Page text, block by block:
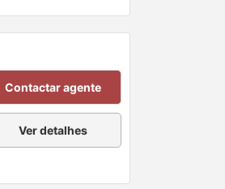
Contactar agente
Ver detalhes